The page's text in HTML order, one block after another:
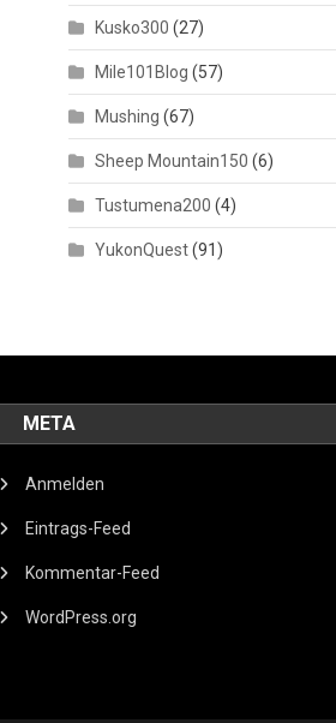
Kusko300 (27)
Mile101Blog (57)
Mushing (67)
Sheep Mountain150 (6)
Tustumena200 (4)
YukonQuest(91)
META
Anmelden
Eintrags-Feed
Kommentar-Feed
WordPress.org